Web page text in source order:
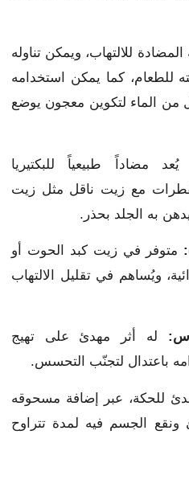
للالتهاب، ويمكن تناوله
للطعام، كما يمكن استخدامه
من الماء لتكوين معجون يوضع
يُعد مضاداً طبيعياً للبكتيريا
مع زيت ناقل مثل زيت
به الجلد بحذر.
متوفر في زيت كبد الحوت أو
ويُساهم في تقليل الالتهاب
له أثر مهدئ على تهيج
باعتدال لتجنّب التحسس.
للحكة، عبر إضافة مسحوقه
ونقع الجسم فيه لمدة تتراوح